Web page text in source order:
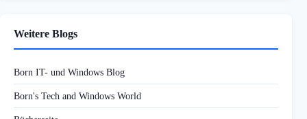
Weitere Blogs
Born IT- und Windows Blog
Born's Tech and Windows World